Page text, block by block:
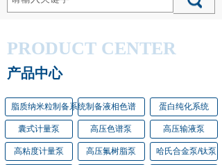
PRODUCT CENTER
产品中心
脂质纳米粒制备系统制备液相色谱 蛋白纯化系统
囊式计量泵 高压色谱泵 高压输液泵
高粘度计量泵 高压氟树脂泵 哈氏合金泵/钛泵